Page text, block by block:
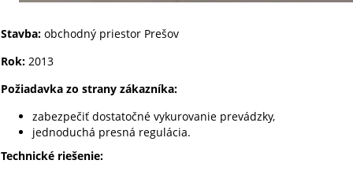
Stavba: obchodný priestor Prešov
Rok: 2013
Požiadavka zo strany zákazníka:
zabezpečiť dostatočné vykurovanie prevádzky,
jednoduchá presná regulácia.
Technické riešenie: